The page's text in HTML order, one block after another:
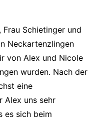
Schietinger und
Neckartenzlingen
von Alex und Nicole
wurden. Nach der
eine
Alex uns sehr
es sich beim